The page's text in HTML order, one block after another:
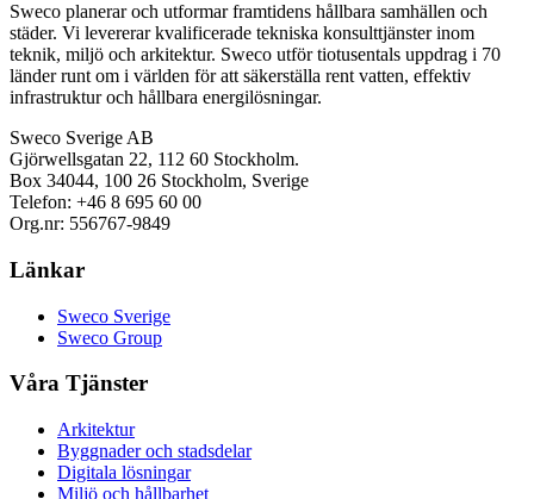
Sweco planerar och utformar framtidens hållbara samhällen och
städer. Vi levererar kvalificerade tekniska konsulttjänster inom
teknik, miljö och arkitektur. Sweco utför tiotusentals uppdrag i 70
länder runt om i världen för att säkerställa rent vatten, effektiv
infrastruktur och hållbara energilösningar.
Sweco Sverige AB
Gjörwellsgatan 22, 112 60 Stockholm.
Box 34044, 100 26 Stockholm, Sverige
Telefon: +46 8 695 60 00
Org.nr: 556767-9849
Länkar
Sweco Sverige
Sweco Group
Våra Tjänster
Arkitektur
Byggnader och stadsdelar
Digitala lösningar
Miljö och hållbarhet